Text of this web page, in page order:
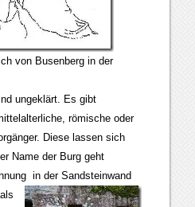
von Busenberg in der
ungeklärt. Es gibt
römische oder
Diese lassen sich
Name der Burg geht
in der Sandsteinwand